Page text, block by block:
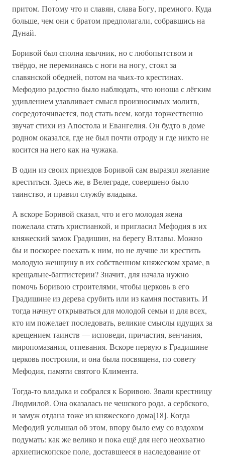
притом. Потому что и славян, слава Богу, премного. Куда
больше, чем они с братом предполагали, собравшись на
Дунай.
Боривой был сполна язычник, но с любопытством и
твёрдо, не переминаясь с ноги на ногу, стоял за
славянской обедней, потом на чьих-то крестинах.
Мефодию радостно было наблюдать, что юноша с лёгким
удивлением улавливает смысл произносимых молитв,
сосредоточивается, под стать всем, когда торжественно
звучат стихи из Апостола и Евангелия. Он будто в доме
родном оказался, где не был почти отроду и где никто не
косится на него как на чужака.
В один из своих приездов Боривой сам выразил желание
креститься. Здесь же, в Велеграде, совершено было
таинство, и правил службу владыка.
А вскоре Боривой сказал, что и его молодая жена
пожелала стать христианкой, и пригласил Мефодия в их
княжеский замок Градишин, на берегу Влтавы. Можно
бы и поскорее поехать к ним, но не лучше ли крестить
молодую женщину в их собственном княжеском храме, в
крещальне-баптистерии? Значит, для начала нужно
помочь Боривою строителями, чтобы церковь в его
Градишине из дерева срубить или из камня поставить. И
тогда начнут открываться для молодой семьи и для всех,
кто им пожелает последовать, великие смыслы идущих за
крещением таинств — исповеди, причастия, венчания,
миропомазания, отпевания. Вскоре первую в Градишине
церковь построили, и она была посвящена, по совету
Мефодия, памяти святого Климента.
Тогда-то владыка и собрался к Боривою. Звали крестницу
Людмилой. Она оказалась не чешского рода, а сербского,
и замуж отдана тоже из княжеского дома[18]. Когда
Мефодий услышал об этом, впору было ему со вздохом
подумать: как же велико и пока ещё для него неохватно
архиепископское поле, доставшееся в наследование от